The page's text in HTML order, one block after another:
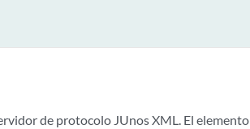
de protocolo JUnos XML. El elemento